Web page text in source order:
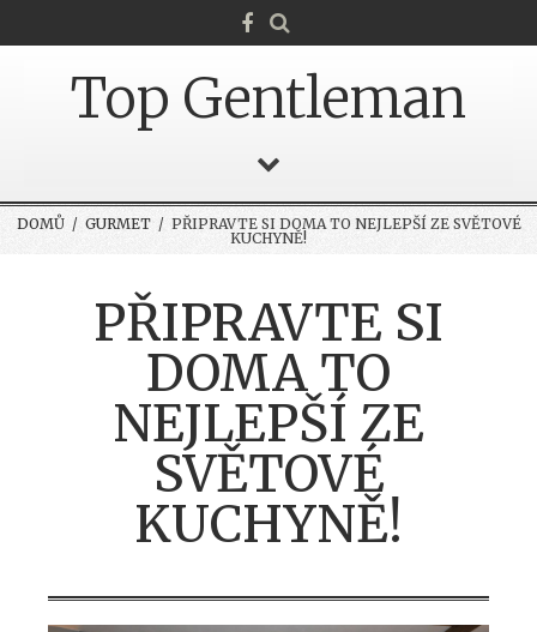
Top Gentleman
DOMŮ/ GURMET/ PŘIPRAVTE SI DOMA TO NEJLEPŠÍ ZE SVĚTOVÉ
KUCHYNĚ!
PŘIPRAVTE SI
DOMA TO
NEJLEPŠÍ ZE
SVĚTOVÉ
KUCHYNĚ!